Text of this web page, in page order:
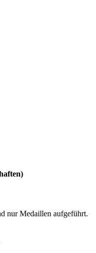
nur Medaillen aufgeführt.